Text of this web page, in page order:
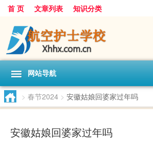
首 页 文章列表 知识分类
网站导航
> 春节2024 > 安徽姑娘回婆家过年吗
安徽姑娘回婆家过年吗